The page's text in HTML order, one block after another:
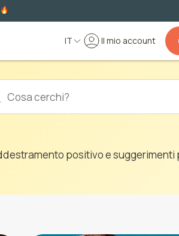
Il mio account
IT
positivo e